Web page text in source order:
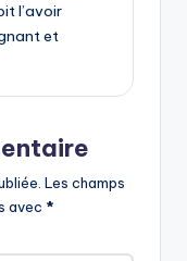
l’avoir
et
Les champs
avec *